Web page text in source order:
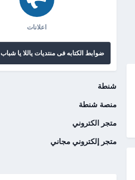
اعلانات
ضوابط الكتابه فى منتديات ياللا يا شباب
شنطة
منصة شنطة
متجر الكتروني
متجر إلكتروني مجاني